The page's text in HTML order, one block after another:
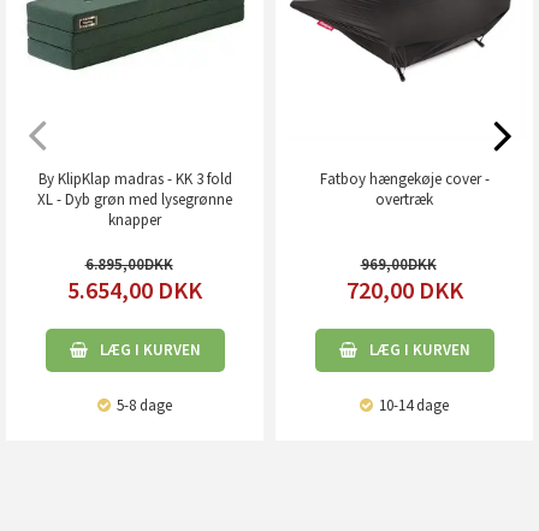
By KlipKlap madras - KK 3 fold
XL - Dyb grøn med lysegrønne
knapper
6.895,00
5.654,00 DKK
LÆG I KURVEN
5-8 dage
Fatboy hængekøje cover -
overtræk
969,00
720,00 DKK
LÆG I KURVEN
10-14 dage